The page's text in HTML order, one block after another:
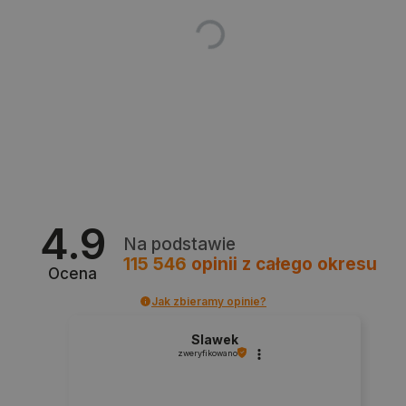
4.9
Ocena
Na podstawie
115 546 opinii z całego okresu
Jak zbieramy opinie?
Slawek
zweryfikowano